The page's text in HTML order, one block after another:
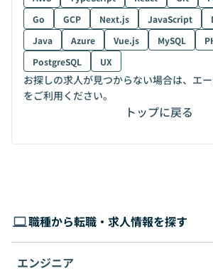
Go
GCP Next.js JavaScript
Java
Azure Vue.js MySQL
PostgreSQL
UX
お探しの求人が見つからない場合は、エ
をご利用ください。
トップに戻る
職種から転職・求人情報を探す
エンジニア